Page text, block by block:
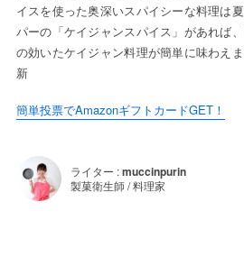
イスを使った奥深いスパイシーな料理は
パーの「ケイジャンスパイス」があれば
の効いたケイジャン料理が簡単に味わえ
新
簡単投票でAmazonギフトカードGET！
ライター :muccinpurin
製菓衛生師 / 料理家